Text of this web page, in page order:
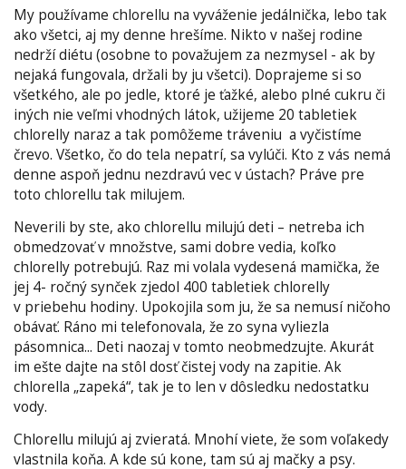
My používame chlorellu na vyváženie jedálnička, lebo tak
ako všetci, aj my denne hrešíme. Nikto v našej rodine
nedrží diétu (osobne to považujem za nezmysel - ak by
nejaká fungovala, držali by ju všetci). Doprajeme si so
všetkého, ale po jedle, ktoré je ťažké, alebo plné cukru či
iných nie veľmi vhodných látok, užijeme 20 tabletiek
chlorelly naraz a tak pomôžeme tráveniu a vyčistíme
črevo. Všetko, čo do tela nepatrí, sa vylúči. Kto z vás nemá
denne aspoň jednu nezdravú vec v ústach? Práve pre
toto chlorellu tak milujem.
Neverili by ste, ako chlorellu milujú deti – netreba ich
obmedzovať v množstve, sami dobre vedia, koľko
chlorelly potrebujú. Raz mi volala vydesená mamička, že
jej 4- ročný synček zjedol 400 tabletiek chlorelly
v priebehu hodiny. Upokojila som ju, že sa nemusí ničoho
obávať. Ráno mi telefonovala, že zo syna vyliezla
pásomnica... Deti naozaj v tomto neobmedzujte. Akurát
im ešte dajte na stôl dosť čistej vody na zapitie. Ak
chlorella „zapeká“, tak je to len v dôsledku nedostatku
vody.
Chlorellu milujú aj zvieratá. Mnohí viete, že som voľakedy
vlastnila koňa. A kde sú kone, tam sú aj mačky a psy.